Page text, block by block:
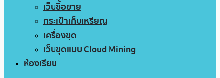
เว็บซื้อขาย
กระเป๋าเก็บเหรียญ
เครื่องขุด
เว็บขุดแบบ Cloud Mining
ห้องเรียน